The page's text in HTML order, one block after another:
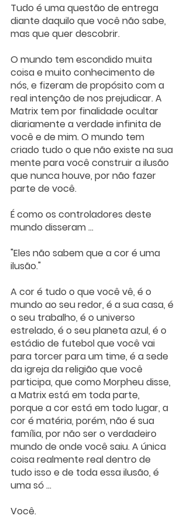
Tudo é uma questão de entrega
diante daquilo que você não sabe,
mas que quer descobrir.
O mundo tem escondido muita
coisa e muito conhecimento de
nós, e fizeram de propósito com a
real intenção de nos prejudicar. A
Matrix tem por finalidade ocultar
diariamente a verdade infinita de
você e de mim. O mundo tem
criado tudo o que não existe na sua
mente para você construir a ilusão
que nunca houve, por não fazer
parte de você.
É como os controladores deste
mundo disseram ...
"Eles não sabem que a cor é uma
ilusão."
A cor é tudo o que você vê, é o
mundo ao seu redor, é a sua casa, é
o seu trabalho, é o universo
estrelado, é o seu planeta azul, é o
estádio de futebol que você vai
para torcer para um time, é a sede
da igreja da religião que você
participa, que como Morpheu disse,
a Matrix está em toda parte,
porque a cor está em todo lugar, a
cor é matéria, porém, não é sua
família, por não ser o verdadeiro
mundo de onde você saiu. A única
coisa realmente real dentro de
tudo isso e de toda essa ilusão, é
uma só ...
Você.